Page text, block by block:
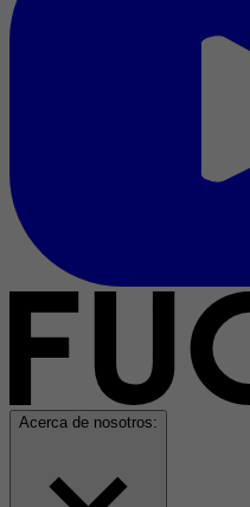
Acerca de nosotros: